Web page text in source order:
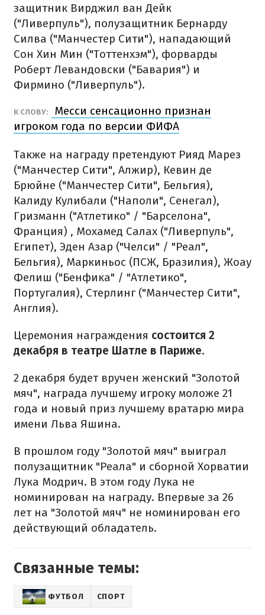
защитник Вирджил ван Дейк
("Ливерпуль"), полузащитник Бернарду
Силва ("Манчестер Сити"), нападающий
Сон Хин Мин ("Тоттенхэм"), форварды
Роберт Левандовски ("Бавария") и
Фирмино ("Ливерпуль").
К СЛОВУ:
Месси сенсационно признан
игроком года по версии ФИФА
Также на награду претендуют Рияд Марез
("Манчестер Сити", Алжир), Кевин де
Брюйне ("Манчестер Сити", Бельгия),
Калиду Кулибали ("Наполи", Сенегал),
Гризманн ("Атлетико" / "Барселона",
Франция) , Мохамед Салах ("Ливерпуль",
Египет), Эден Азар ("Челси" / "Реал",
Бельгия), Маркиньос (ПСЖ, Бразилия), Жоау
Фелиш ("Бенфика" / "Атлетико",
Португалия), Стерлинг ("Манчестер Сити",
Англия).
Церемония награждения состоится 2
декабря в театре Шатле в Париже.
2 декабря будет вручен женский "Золотой
мяч", награда лучшему игроку моложе 21
года и новый приз лучшему вратарю мира
имени Льва Яшина.
В прошлом году "Золотой мяч" выиграл
полузащитник "Реала" и сборной Хорватии
Лука Модрич. В этом году Лука не
номинирован на награду. Впервые за 26
лет на "Золотой мяч" не номинирован его
действующий обладатель.
Связанные темы:
ФУТБОЛ СПОРТ